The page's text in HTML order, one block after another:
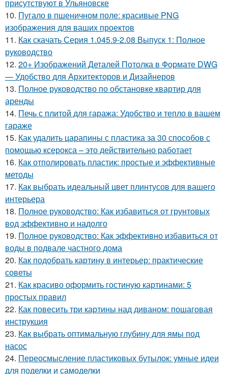
присутствуют в Ульяновске
10. Пугало в пшеничном поле: красивые PNG
изображения для ваших проектов
11. Как скачать Серия 1.045.9-2.08 Выпуск 1: Полное
руководство
12. 20+ Изображений Деталей Потолка в Формате DWG
— Удобство для Архитекторов и Дизайнеров
13. Полное руководство по обстановке квартир для
аренды
14. Печь с плитой для гаража: Удобство и тепло в вашем
гараже
15. Как удалить царапины с пластика за 30 способов с
помощью ксерокса – это действительно работает
16. Как отполировать пластик: простые и эффективные
методы
17. Как выбрать идеальный цвет плинтусов для вашего
интерьера
18. Полное руководство: Как избавиться от грунтовых
вод эффективно и надолго
19. Полное руководство: Как эффективно избавиться от
воды в подвале частного дома
20. Как подобрать картину в интерьер: практические
советы
21. Как красиво оформить гостиную картинами: 5
простых правил
22. Как повесить три картины над диваном: пошаговая
инструкция
23. Как выбрать оптимальную глубину для ямы под
насос
24. Переосмысление пластиковых бутылок: умные идеи
для поделки и самоделки